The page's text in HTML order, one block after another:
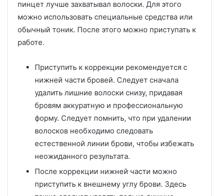
пинцет лучше захватывал волоски. Для этого
можно использовать специальные средства или
обычный тоник. После этого можно приступать к
работе.
Приступить к коррекции рекомендуется с
нижней части бровей. Следует сначала
удалить лишние волоски снизу, придавая
бровям аккуратную и профессиональную
форму. Следует помнить, что при удалении
волосков необходимо следовать
естественной линии брови, чтобы избежать
неожиданного результата.
После коррекции нижней части можно
приступить к внешнему углу брови. Здесь